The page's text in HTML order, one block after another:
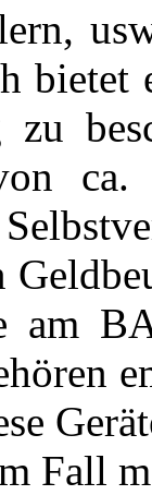
bietet
zu
am
Fall